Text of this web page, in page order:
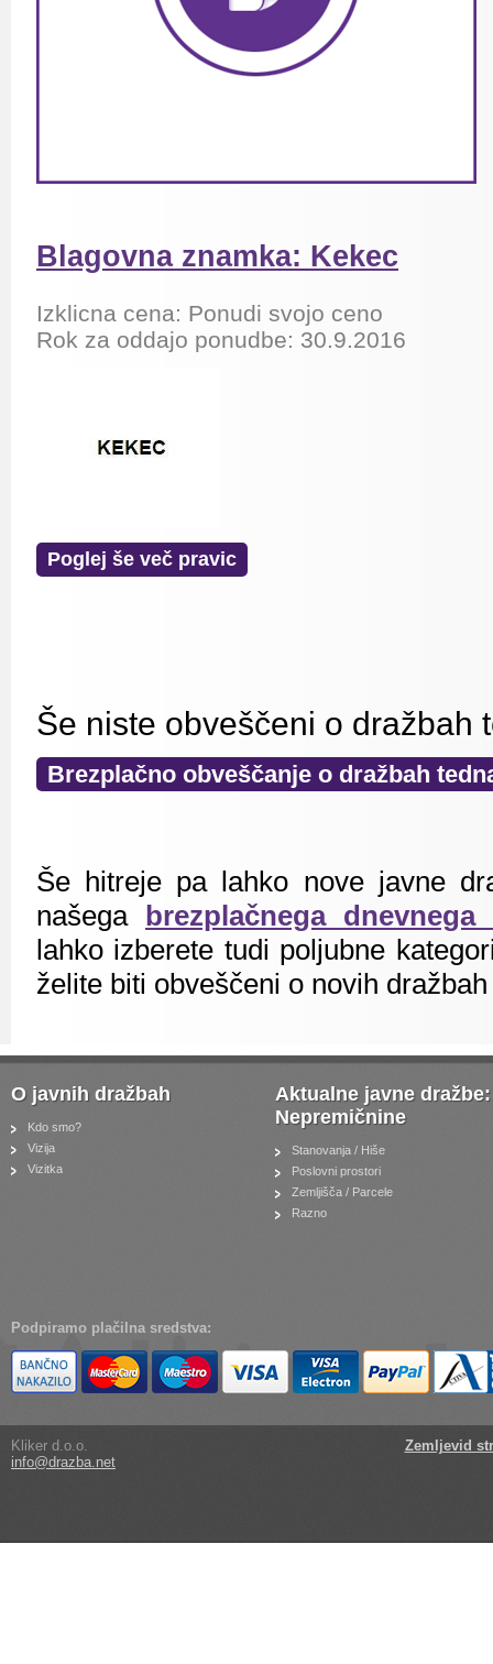
Blagovna znamka: Kekec
Izklicna cena: Ponudi svojo ceno
Rok za oddajo ponudbe: 30.9.2016
Poglej še več pravic
Še niste obveščeni o dražbah
Brezplačno obveščanje o dražbah
Še hitreje pa lahko nove javne
našega brezplačnega dnevnega
lahko izberete tudi poljubne
želite biti obveščeni o novih
O javnih dražbah
Kdo smo?
Vizija
Vizitka
Aktualne javne dražbe:
Nepremičnine
Stanovanja / Hiše
Poslovni prostori
Zemljišča / Parcele
Razno
Podpiramo plačilna sredstva:
Kliker d.o.o.
info@drazba.net
Zemljevid